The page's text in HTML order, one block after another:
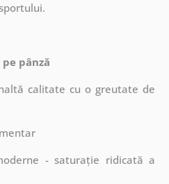
pânză
calitate cu o greutate de
- saturație ridicată a